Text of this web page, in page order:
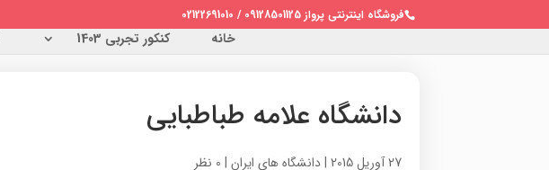
فروشگاه اینترنتی پرواز 09128501125 / 02122691010
خانه کنکور تجربی 1403
دانشگاه علامه طباطبایی
27 آوریل 2015 |دانشگاه های ایران | 0 نظر